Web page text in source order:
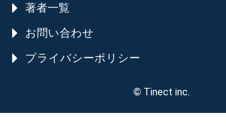
著者一覧
お問い合わせ
プライバシーポリシー
© Tinect inc.